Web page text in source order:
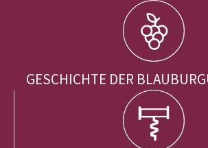
GESCHICHTE DER